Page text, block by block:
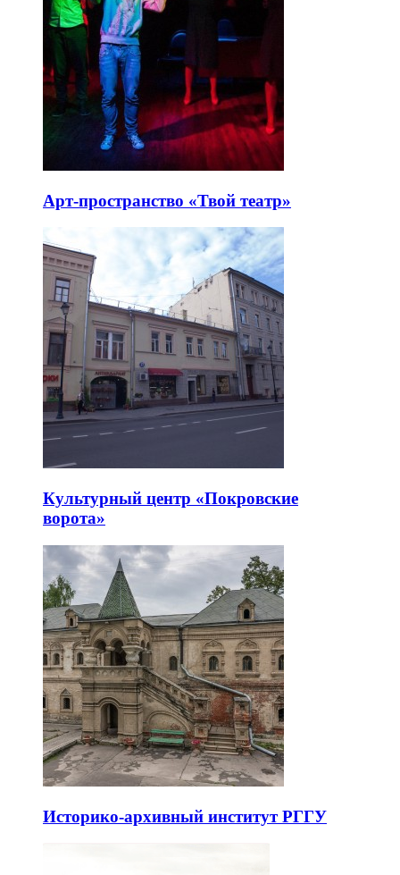
Арт-пространство «Твой театр»
Культурный центр «Покровские
ворота»
Историко-архивный институт РГГУ